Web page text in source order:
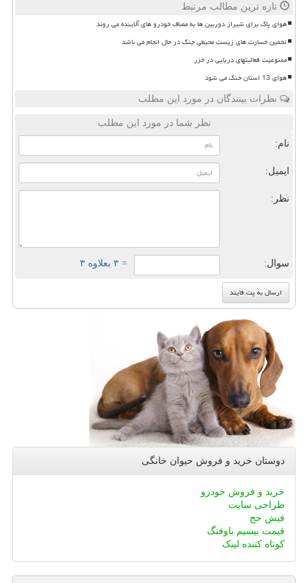
تازه ترین مطالب مرتبط
هوای پاک برای شیراز دوربین ها به مصاف خودرو های آلاینده می روند
تخمین خسارت های زیست محیطی جنگ در حال انجام می باشد
ممنوعیت فعالیتهای دریایی در خزر
هوای 13 استان خنک می شود
نظرات بینندگان در مورد این مطلب
نظر شما در مورد این مطلب
نام:
ایمیل:
نظر:
سوال: = ۳ بعلاوه ۳
دوستان خرید و فروش حیوان خانگی
خرید و فروش خودرو
طراحی سایت
فیش حج
قیمت بیسیم باوفنگ
کوتاه کننده لینک